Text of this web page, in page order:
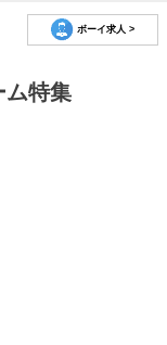
ボーイ求人 >
ム特集